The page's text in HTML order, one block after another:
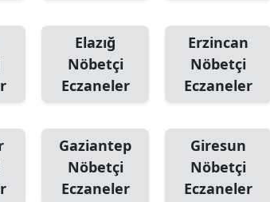
Elazığ
Nöbetçi
Eczaneler
Erzincan
Nöbetçi
Eczaneler
Gaziantep
Nöbetçi
Eczaneler
Giresun
Nöbetçi
Eczaneler